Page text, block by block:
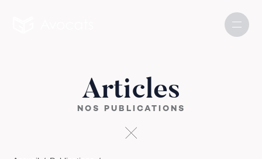
Articles
NOS PUBLICATIONS